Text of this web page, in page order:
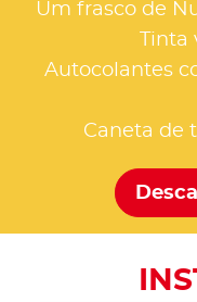
Um frasco de
Autocolantes
Caneta de